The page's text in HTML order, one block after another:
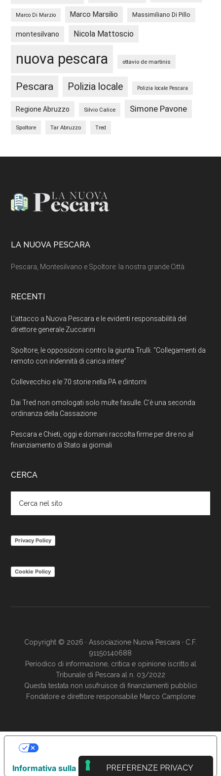
Marco Di Marzio Marco Marsilio Massimiliano Di Pillo
montesilvano Nicola Mattoscio
nuova pescara ottavio de martinis
Pescara Polizia locale Polizia locale Pescara
Regione Abruzzo Silvio Calice Simone Pavone
Spoltore Tar Abruzzo Tred
Footer
LA NUOVA PESCARA
Pescara, Montesilvano e Spoltore: la nostra grande Città
RECENTI
L’attacco a Nuova Pescara e le evidenti responsabilità del
direttore generale Zuccarini
Spoltore, le opposizioni contro la giunta Trulli. “Collegamenti da
remoto con indennità di carica intere”
Collevecchio e le 70 storie nella PA e dintorni
Dai Tred non omologati solo multe fasulle. C’è una seconda
ordinanza della Cassazione
Pescara e Chieti, oggi e domani raccolta firme per dire no al
finanziamento di Stato ai giornali
CERCA
nel
sito
Privacy Policy
Cookie Policy
Copyright © 2026 · Associazione Nuova Pescara · C.F.
91150140688
Periodico di informazione, critica e opinione iscritto al
Tribunale di Pescara al n. 03/2022
Questa testata non usufruisce di finanziamenti pubblici
Fondatore e direttore responsabile Marco Camplone
Informativa sulla raccolta